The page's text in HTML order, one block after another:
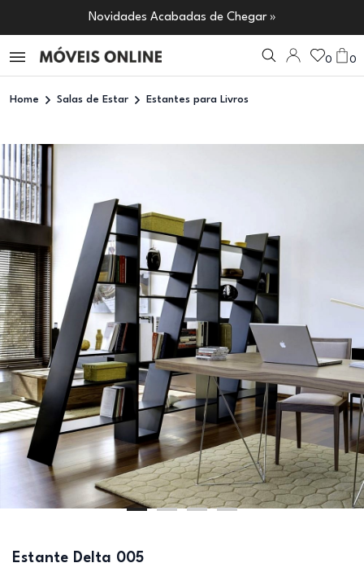
Novidades Acabadas de Chegar »
0 0
Home Salas de Estar Estantes para Livros
Estante Delta 005